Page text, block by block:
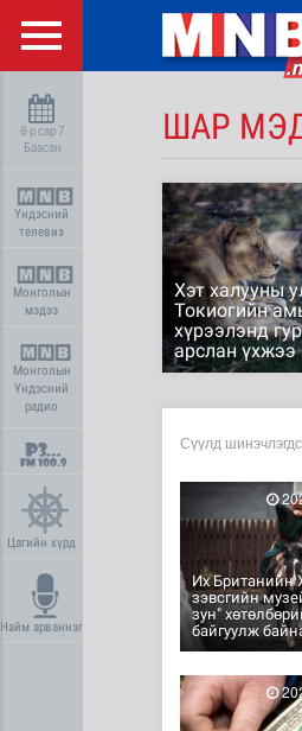
8-р сар 7
Баасан
Үндэсний
телевиз
Монголын
мэдээ
Монголын
Үндэсний
радио
Цагийн хүрд
Найм арваннэг
ШАР
Хэт халууны
Токиогийн
хүрээлэнд
арслан үхжээ
Сүүлд
Их Британийн
зэвсгийн
зун"
байгуулж